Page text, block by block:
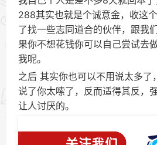
288其实也就是个诚意金，收这
了找一些志同道合的伙伴，跟我
果你不想花钱你可以自己尝试去
我呢。
之后 其实你也可以不用说太多了
说了你太嗦了，反而适得其反，
让人讨厌的。